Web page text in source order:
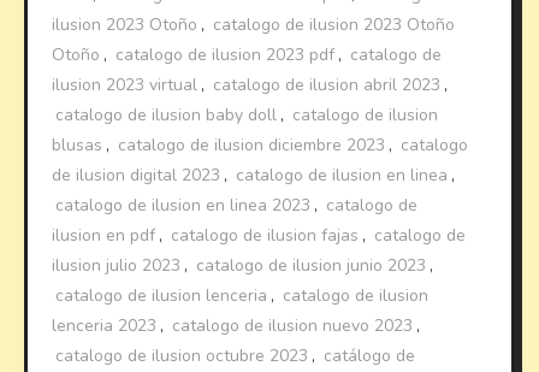
ilusion 2023 Otoño , catalogo de ilusion 2023 Otoño
Otoño , catalogo de ilusion 2023 pdf , catalogo de
ilusion 2023 virtual , catalogo de ilusion abril 2023 ,
catalogo de ilusion baby doll , catalogo de ilusion
blusas , catalogo de ilusion diciembre 2023 , catalogo
de ilusion digital 2023 , catalogo de ilusion en linea ,
catalogo de ilusion en linea 2023 , catalogo de
ilusion en pdf , catalogo de ilusion fajas , catalogo de
ilusion julio 2023 , catalogo de ilusion junio 2023 ,
catalogo de ilusion lenceria , catalogo de ilusion
lenceria 2023 , catalogo de ilusion nuevo 2023 ,
catalogo de ilusion octubre 2023 , catálogo de